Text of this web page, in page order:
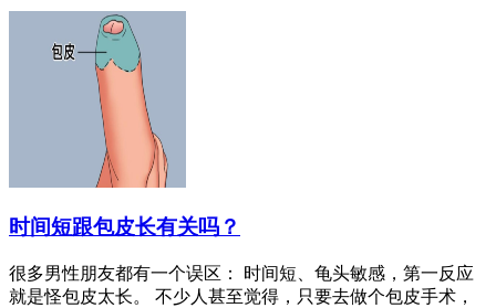
时间短跟包皮长有关吗？
很多男性朋友都有一个误区： 时间短、龟头敏感，第一反应
就是怪包皮太长。 不少人甚至觉得，只要去做个包皮手术，